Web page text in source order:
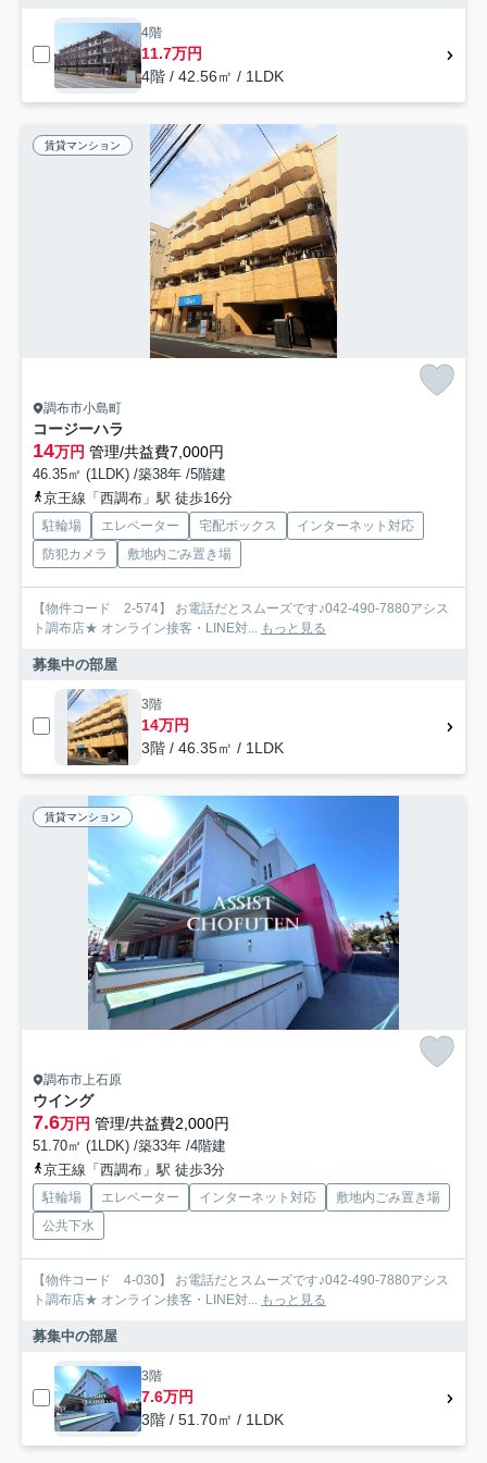
4階
11.7万円
4階 / 42.56㎡ / 1LDK
賃貸マンション
調布市小島町
コージーハラ
14万円 管理/共益費7,000円
46.35㎡ (1LDK) /築38年 /5階建
京王線「西調布」駅 徒歩16分
駐輪場 エレベーター 宅配ボックス
インターネット対応
防犯カメラ
敷地内ごみ置き場
【物件コード 2-574】 お電話だとスムーズです♪042-490-7880アシス
ト調布店★ オンライン接客・LINE対...
もっと見る
募集中の部屋
3階
14万円
3階 / 46.35㎡ / 1LDK
賃貸マンション
調布市上石原
ウイング
7.6万円 管理/共益費2,000円
51.70㎡ (1LDK) /築33年 /4階建
京王線「西調布」駅 徒歩3分
駐輪場 エレベーター インターネット対応
敷地内ごみ置き場
公共下水
【物件コード 4-030】 お電話だとスムーズです♪042-490-7880アシス
ト調布店★ オンライン接客・LINE対...
もっと見る
募集中の部屋
3階
7.6万円
3階 / 51.70㎡ / 1LDK